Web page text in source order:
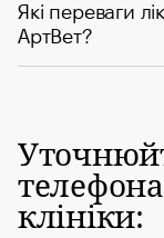
Які переваги
АртВет?
клініки: